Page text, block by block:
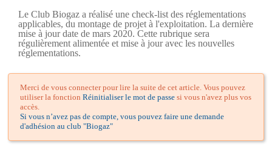
Le Club Biogaz a réalisé une check-list des réglementations
applicables, du montage de projet à l'exploitation. La dernière
mise à jour date de mars 2020. Cette rubrique sera
régulièrement alimentée et mise à jour avec les nouvelles
réglementations.
Merci de vous connecter pour lire la suite de cet article. Vous pouvez
utiliser la fonction Réinitialiser le mot de passe si vous n'avez plus vos
accès.
Si vous n’avez pas de compte, vous pouvez faire une demande
d'adhésion au club "Biogaz"